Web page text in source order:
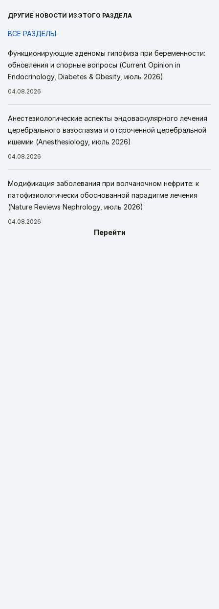
ДРУГИЕ НОВОСТИ ИЗ ЭТОГО РАЗДЕЛА
ВСЕ РАЗДЕЛЫ
Функционирующие аденомы гипофиза при беременности:
обновления и спорные вопросы (Current Opinion in
Endocrinology, Diabetes & Obesity, июль 2026)
04.08.2026
Анестезиологические аспекты эндоваскулярного лечения
церебрального вазоспазма и отсроченной церебральной
ишемии (Anesthesiology, июль 2026)
04.08.2026
Модификация заболевания при волчаночном нефрите: к
патофизиологически обоснованной парадигме лечения
(Nature Reviews Nephrology, июль 2026)
04.08.2026
Перейти